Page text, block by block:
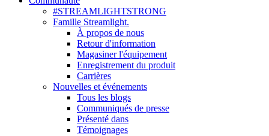
#STREAMLIGHTSTRONG
Famille Streamlight.
À propos de nous
Retour d'information
Magasiner l'équipement
Enregistrement du produit
Carrières
Nouvelles et événements
Tous les blogs
Communiqués de presse
Présenté dans
Témoignages